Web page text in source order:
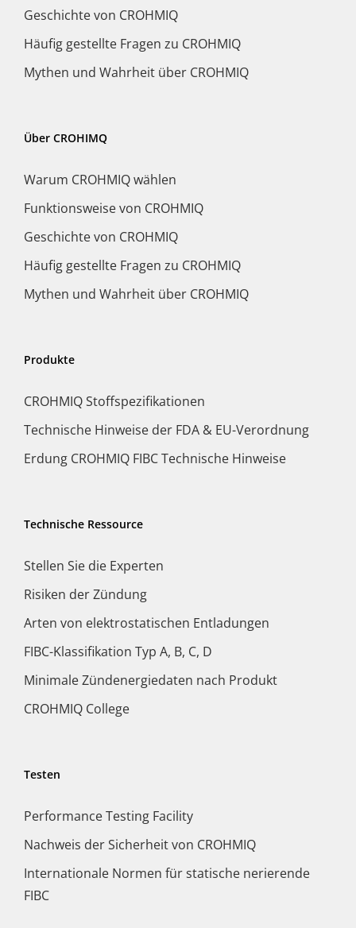
Geschichte von CROHMIQ
Häufig gestellte Fragen zu CROHMIQ
Mythen und Wahrheit über CROHMIQ
Über CROHIMQ
Warum CROHMIQ wählen
Funktionsweise von CROHMIQ
Geschichte von CROHMIQ
Häufig gestellte Fragen zu CROHMIQ
Mythen und Wahrheit über CROHMIQ
Produkte
CROHMIQ Stoffspezifikationen
Technische Hinweise der FDA & EU-Verordnung
Erdung CROHMIQ FIBC Technische Hinweise
Technische Ressource
Stellen Sie die Experten
Risiken der Zündung
Arten von elektrostatischen Entladungen
FIBC-Klassifikation Typ A, B, C, D
Minimale Zündenergiedaten nach Produkt
CROHMIQ College
Testen
Performance Testing Facility
Nachweis der Sicherheit von CROHMIQ
Internationale Normen für statische nerierende
FIBC